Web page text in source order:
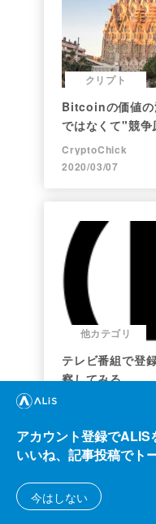
クリプト
Bitcoinの価値の
ではなくて"競争
CryptoChick
2020/03/07
他カテゴリ
テレビ番組で登
察してみる
アカウント登録でALIS
いいね、記事投稿でト
今はしない